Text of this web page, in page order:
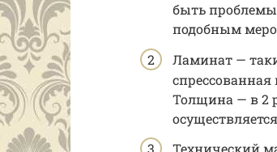
быть проблемы
подобным
Ламинат —
Толщина — в 2
Технический